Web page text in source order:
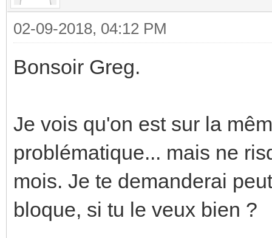
02-09-2018, 04:12 PM
Bonsoir Greg.
Je vois qu'on est sur la
problématique... mais ne
mois. Je te demanderai
bloque, si tu le veux bien ?